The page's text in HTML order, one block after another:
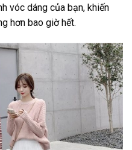
vóc dáng của bạn, khiến
hơn bao giờ hết.